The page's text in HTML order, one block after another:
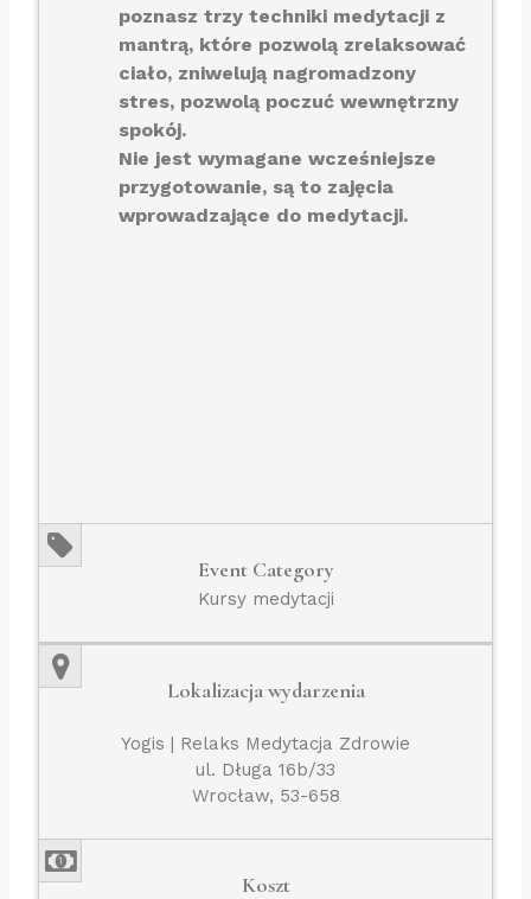
poznasz trzy techniki medytacji z
mantrą, które pozwolą zrelaksować
ciało, zniwelują nagromadzony
stres, pozwolą poczuć wewnętrzny
spokój.
Nie jest wymagane wcześniejsze
przygotowanie, są to zajęcia
wprowadzające do medytacji.
Event Category
Kursy medytacji
Lokalizacja wydarzenia
Yogis | Relaks Medytacja Zdrowie
ul. Długa 16b/33
Wrocław, 53-658
Koszt